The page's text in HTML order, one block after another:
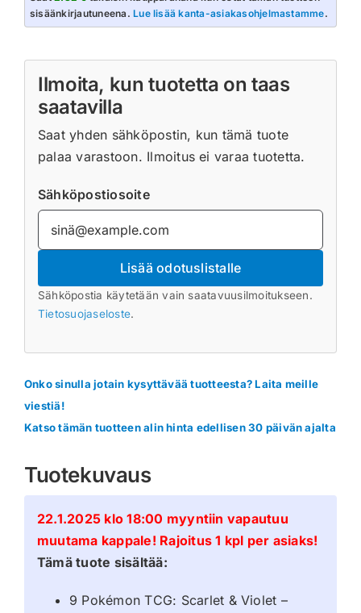
sisäänkirjautuneena.Lue lisää kanta-asiakasohjelmastamme.
Ilmoita, kun tuotetta on taas
saatavilla
Saat yhden sähköpostin, kun tämä tuote
palaa varastoon. Ilmoitus ei varaa tuotetta.
Sähköpostiosoite
Lisää odotuslistalle
Sähköpostia käytetään vain saatavuusilmoitukseen.
Tietosuojaseloste.
Onko sinulla jotain kysyttävää tuotteesta? Laita meille
viestiä!
Katso tämän tuotteen alin hinta edellisen 30 päivän ajalta
Tuotekuvaus
22.1.2025 klo 18:00 myyntiin vapautuu
muutama kappale! Rajoitus 1 kpl per asiaks!
Tämä tuote sisältää:
9 Pokémon TCG: Scarlet & Violet –